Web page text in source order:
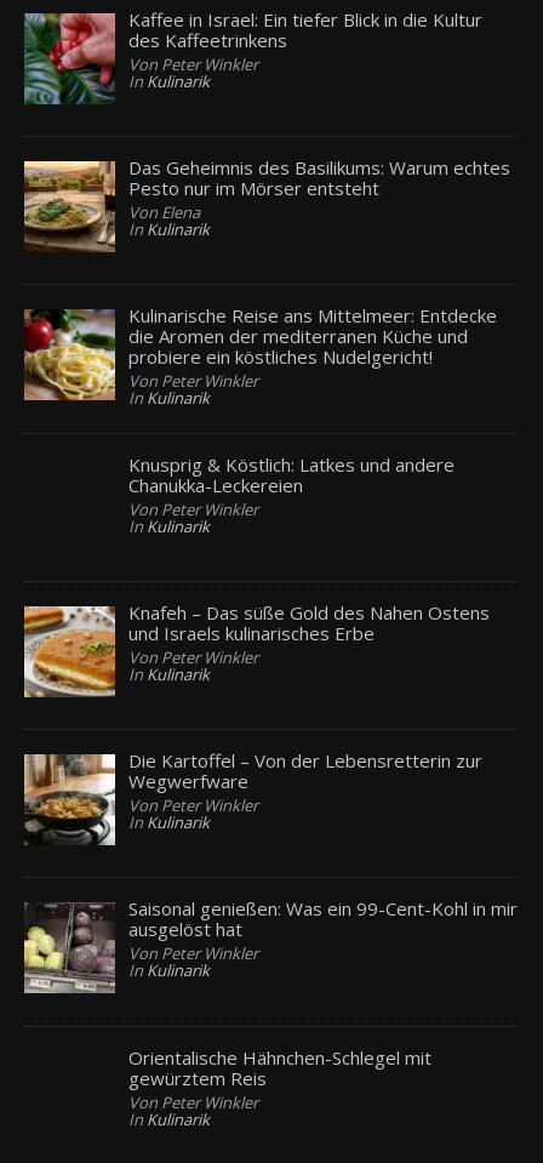
Kaffee in Israel: Ein tiefer Blick in die Kultur
des Kaffeetrinkens
Von Peter Winkler
In Kulinarik
Das Geheimnis des Basilikums: Warum echtes
Pesto nur im Mörser entsteht
Von Elena
In Kulinarik
Kulinarische Reise ans Mittelmeer: Entdecke
die Aromen der mediterranen Küche und
probiere ein köstliches Nudelgericht!
Von Peter Winkler
In Kulinarik
Knusprig & Köstlich: Latkes und andere
Chanukka-Leckereien
Von Peter Winkler
In Kulinarik
Knafeh – Das süße Gold des Nahen Ostens
und Israels kulinarisches Erbe
Von Peter Winkler
In Kulinarik
Die Kartoffel – Von der Lebensretterin zur
Wegwerfware
Von Peter Winkler
In Kulinarik
Saisonal genießen: Was ein 99-Cent-Kohl in mir
ausgelöst hat
Von Peter Winkler
In Kulinarik
Orientalische Hähnchen-Schlegel mit
gewürztem Reis
Von Peter Winkler
In Kulinarik